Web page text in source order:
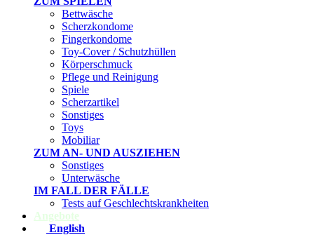
Bettwäsche
Scherzkondome
Fingerkondome
Toy-Cover / Schutzhüllen
Körperschmuck
Pflege und Reinigung
Spiele
Scherzartikel
Sonstiges
Toys
Mobiliar
ZUM AN- UND AUSZIEHEN
Sonstiges
Unterwäsche
IM FALL DER FÄLLE
Tests auf Geschlechtskrankheiten
Angebote
English